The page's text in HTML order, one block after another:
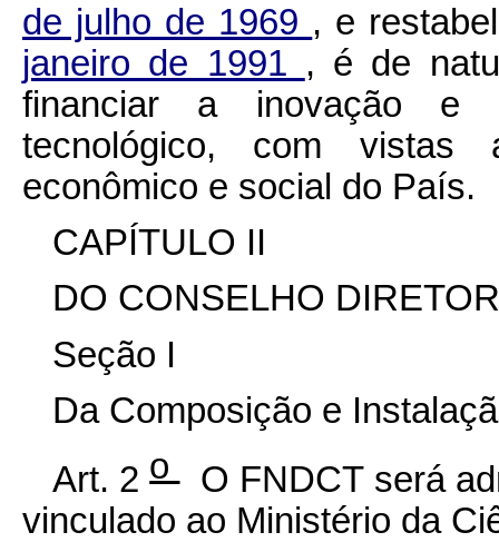
de julho de 1969 , e
janeiro de 1991 , é de
financiar a inovação e
tecnológico, com vistas
econômico e social do País.
CAPÍTULO II
DO CONSELHO
Seção I
Da Composição e
Art. 2o O FNDCT será
vinculado ao Ministério da